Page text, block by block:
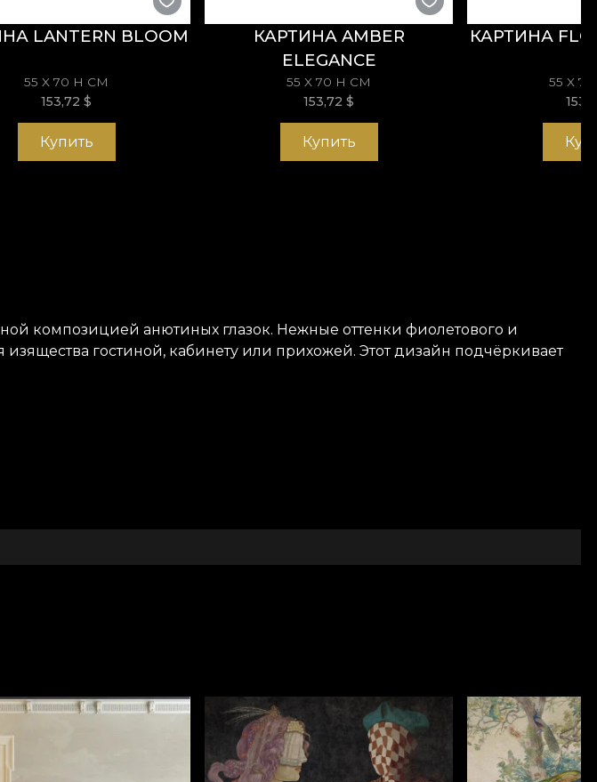
LANTERN BLOOM
55 X 70 H СМ
153,72$
Купить
КАРТИНА AMBER
ELEGANCE
55 X 70 H СМ
153,72$
Купить
КАРТИНА
55 X
композицией анютиных глазок. Нежные оттенки фиолетового и
гостиной, кабинету или прихожей. Этот дизайн подчёркивает